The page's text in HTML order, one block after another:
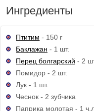
Ингредиенты
Птитим - 150 г
Баклажан - 1 шт.
Перец болгарский - 2
Помидор - 2 шт.
Лук - 1 шт.
Чеснок - 2 зубчика
Паприка молотая - 1